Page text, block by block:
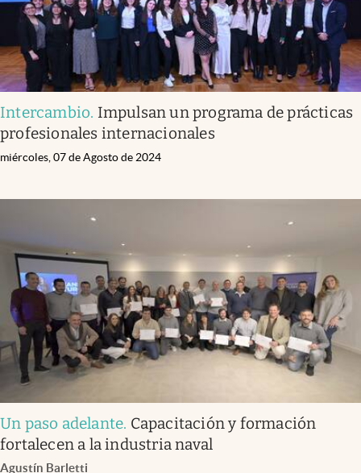
Intercambio. Impulsan un programa de prácticas
profesionales internacionales
miércoles, 07 de Agosto de 2024
Un paso adelante. Capacitación y formación
fortalecen a la industria naval
Agustín Barletti